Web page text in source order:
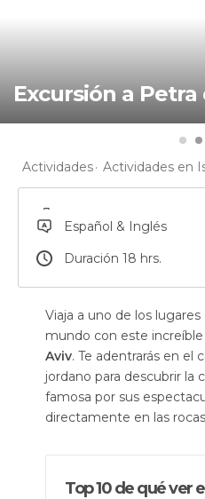
Excursión a
Actividades Actividades en
Español & Inglés
Duración 18 hrs.
Viaja a uno de los
mundo con este
Aviv. Te adentrarás en el
jordano para descubrir la
famosa por sus
directamente en las
Top 10 de qué ver